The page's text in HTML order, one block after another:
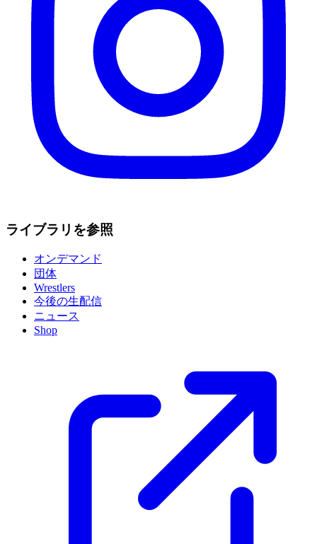
ライブラリを参照
オンデマンド
団体
Wrestlers
今後の生配信
ニュース
Shop